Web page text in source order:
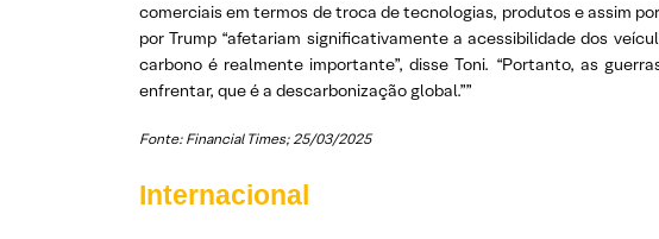
comerciais em termos de troca de tecnologias, produtos e assim
por Trump “afetariam significativamente a acessibilidade dos
carbono é realmente importante”, disse Toni. “Portanto, as
enfrentar, que é a descarbonização global.””
Fonte: Financial Times; 25/03/2025
Internacional